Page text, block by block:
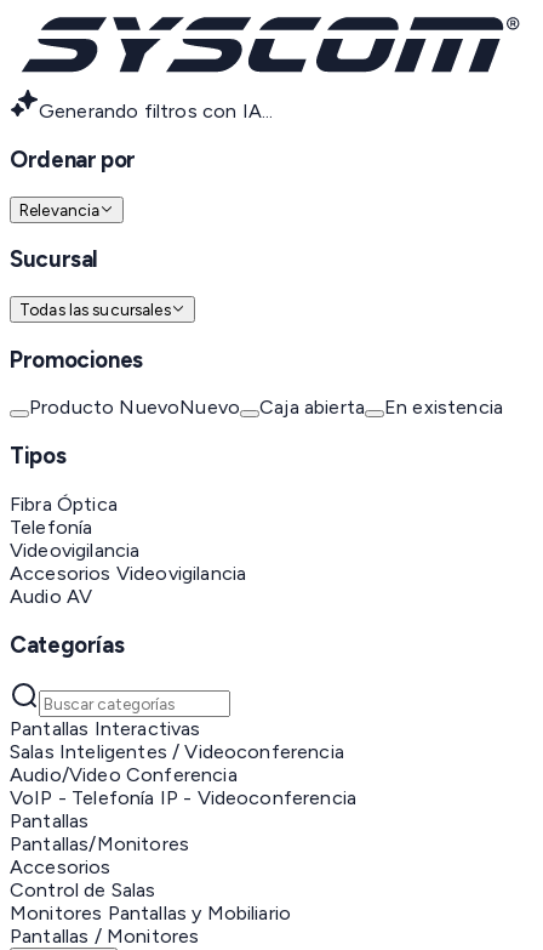
Generando filtros con IA...
Ordenar por
Relevancia
Sucursal
Todas las sucursales
Promociones
Producto NuevoNuevo Caja abierta En existencia
Tipos
Fibra Óptica
Telefonía
Videovigilancia
Accesorios Videovigilancia
Audio AV
Categorías
Pantallas Interactivas
Salas Inteligentes / Videoconferencia
Audio/Video Conferencia
VoIP - Telefonía IP - Videoconferencia
Pantallas
Pantallas/Monitores
Accesorios
Control de Salas
Monitores Pantallas y Mobiliario
Pantallas / Monitores